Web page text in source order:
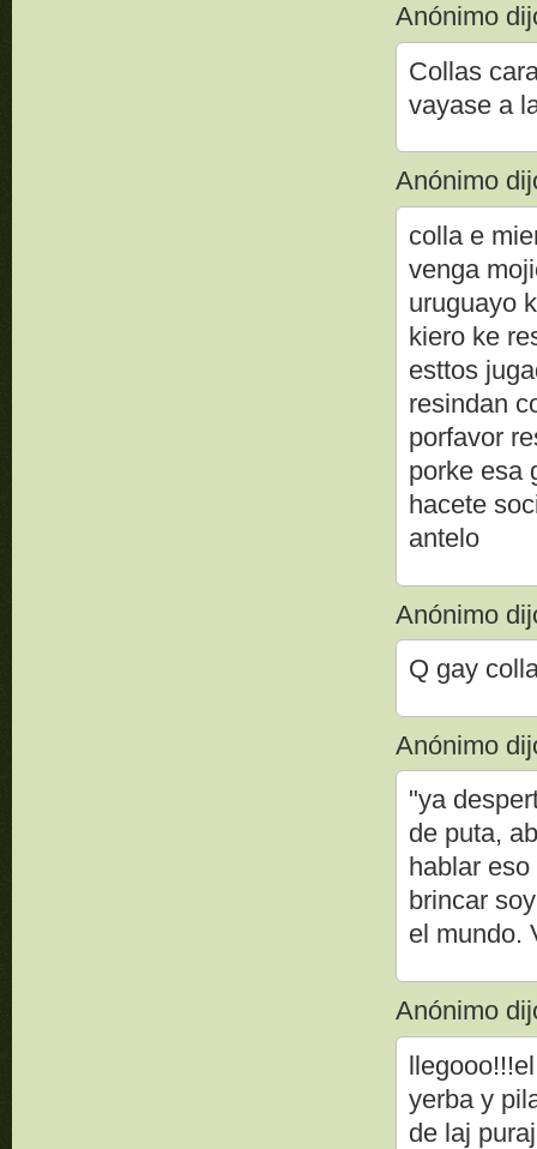
Anónimo
Collas
vayase a
Anónimo
colla e
venga
uruguayo
kiero ke
esttos
resindan
porfavor
porke esa
hacete
antelo
Anónimo
Q gay
Anónimo
"ya
de puta,
hablar
brincar
el mundo.
Anónimo
yerba y
de laj